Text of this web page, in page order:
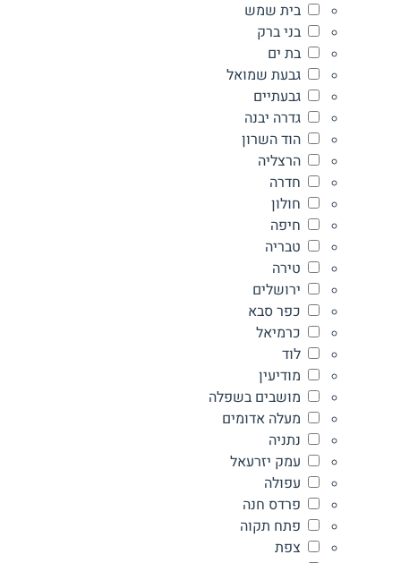
בית שמש
בני ברק
בת ים
גבעת שמואל
גבעתיים
גדרה יבנה
הוד השרון
הרצליה
חדרה
חולון
חיפה
טבריה
טירה
ירושלים
כפר סבא
כרמיאל
לוד
מודיעין
מושבים בשפלה
מעלה אדומים
נתניה
עמק יזרעאל
עפולה
פרדס חנה
פתח תקוה
צפת